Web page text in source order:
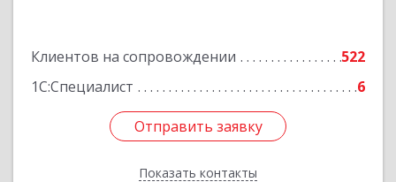
Клиентов на сопровождении
522
1С:Специалист
6
Отправить заявку
Показать контакты
Отправить заявку
Назад